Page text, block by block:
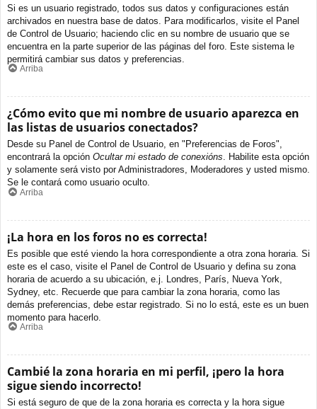
Si es un usuario registrado, todos sus datos y configuraciones están
archivados en nuestra base de datos. Para modificarlos, visite el Panel
de Control de Usuario; haciendo clic en su nombre de usuario que se
encuentra en la parte superior de las páginas del foro. Este sistema le
permitirá cambiar sus datos y preferencias.
Arriba
¿Cómo evito que mi nombre de usuario aparezca en
las listas de usuarios conectados?
Desde su Panel de Control de Usuario, en "Preferencias de Foros",
encontrará la opción Ocultar mi estado de conexións. Habilite esta opción
y solamente será visto por Administradores, Moderadores y usted mismo.
Se le contará como usuario oculto.
Arriba
¡La hora en los foros no es correcta!
Es posible que esté viendo la hora correspondiente a otra zona horaria. Si
este es el caso, visite el Panel de Control de Usuario y defina su zona
horaria de acuerdo a su ubicación, e.j. Londres, París, Nueva York,
Sydney, etc. Recuerde que para cambiar la zona horaria, como las
demás preferencias, debe estar registrado. Si no lo está, este es un buen
momento para hacerlo.
Arriba
Cambié la zona horaria en mi perfil, ¡pero la hora
sigue siendo incorrecto!
Si está seguro de que de la zona horaria es correcta y la hora sigue